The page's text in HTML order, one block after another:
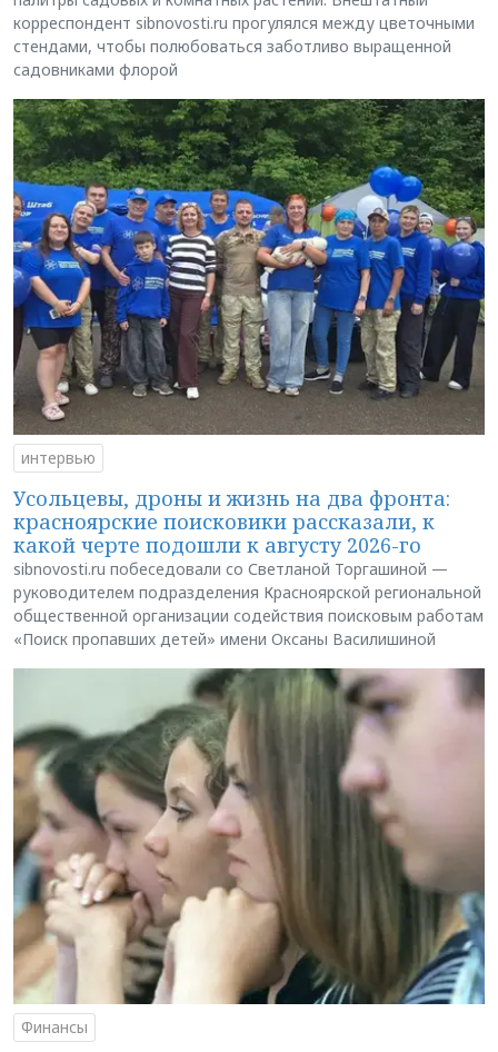
корреспондент sibnovosti.ru прогулялся между цветочными
стендами, чтобы полюбоваться заботливо выращенной
садовниками флорой
интервью
Усольцевы, дроны и жизнь на два фронта:
красноярские поисковики рассказали, к
какой черте подошли к августу 2026-го
sibnovosti.ru побеседовали со Светланой Торгашиной —
руководителем подразделения Красноярской региональной
общественной организации содействия поисковым работам
«Поиск пропавших детей» имени Оксаны Василишиной
Финансы